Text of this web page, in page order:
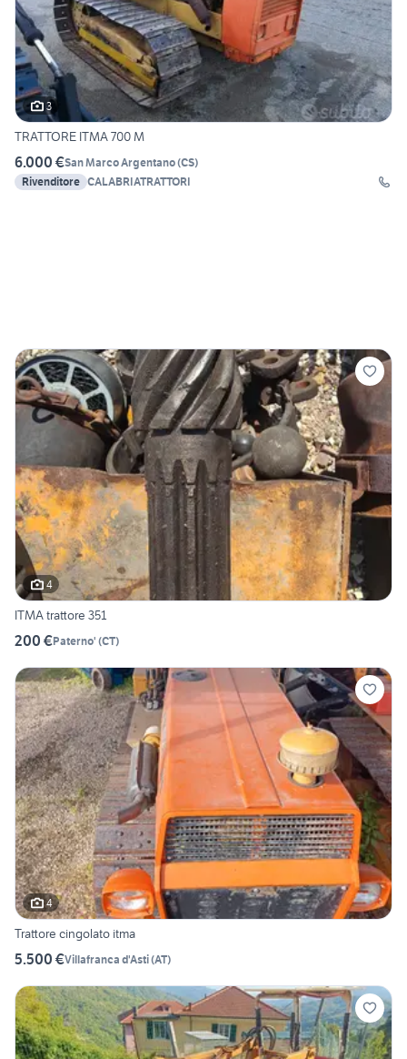
3
TRATTORE ITMA 700 M
6.000 €San Marco Argentano(CS)
Rivenditore CALABRIATRATTORI
4
ITMA trattore 351
200 €Paterno' (CT)
4
Trattore cingolato itma
5.500 €Villafranca d'Asti(AT)